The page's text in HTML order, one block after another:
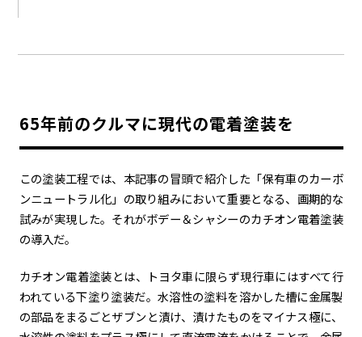
ヤリス e-Palette
カーボンニュートラル 水素エンジン BEV 燃料電池車（FCEV）
コーポレート
モビリティカンパニー トヨタグローバル トヨタグループ
follow us
65年前のクルマに現代の電着塗装を
この塗装工程では、本記事の冒頭で紹介した「保有車のカーボ
ンニュートラル化」の取り組みにおいて重要となる、画期的な
試みが実現した。それがボデー＆シャシーのカチオン電着塗装
の導入だ。
カチオン電着塗装とは、トヨタ車に限らず現行車にはすべて行
われている下塗り塗装だ。水溶性の塗料を溶かした槽に金属製
の部品をまるごとザブンと漬け、漬けたものをマイナス極に、